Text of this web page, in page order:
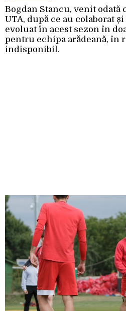
Bogdan Stancu, venit odată
UTA, după ce au colaborat
evoluat în acest sezon în
pentru echipa arădeană,
indisponibil.